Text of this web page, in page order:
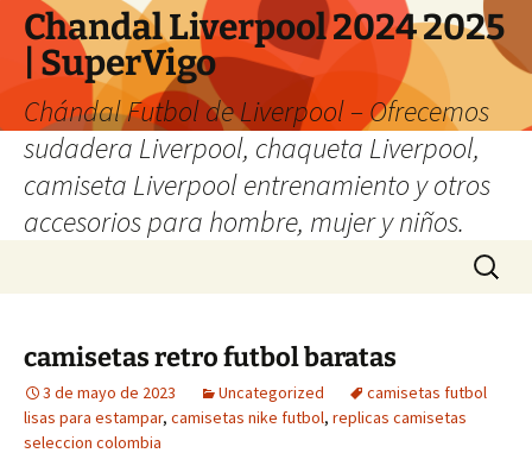
Chandal Liverpool 2024 2025
| SuperVigo
Chándal Futbol de Liverpool – Ofrecemos
sudadera Liverpool, chaqueta Liverpool,
camiseta Liverpool entrenamiento y otros
accesorios para hombre, mujer y niños.
Buscar:
camisetas retro futbol baratas
3 de mayo de 2023 Uncategorized
camisetas futbol
lisas para estampar, camisetas nike futbol, replicas camisetas
seleccion colombia